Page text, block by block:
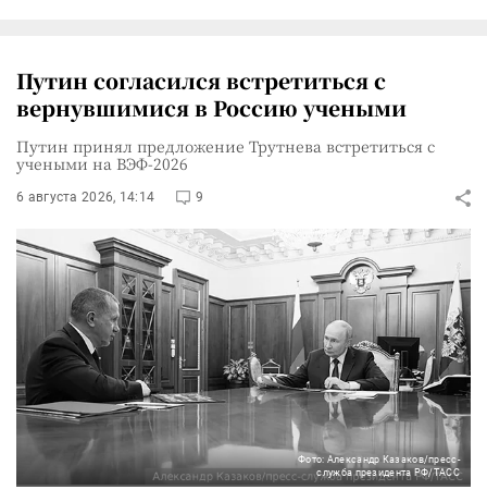
Путин согласился встретиться с
вернувшимися в Россию учеными
Путин принял предложение Трутнева встретиться с
учеными на ВЭФ-2026
6 августа 2026, 14:14 9
Фото: Александр Казаков/пресс-
служба президента РФ/ТАСС